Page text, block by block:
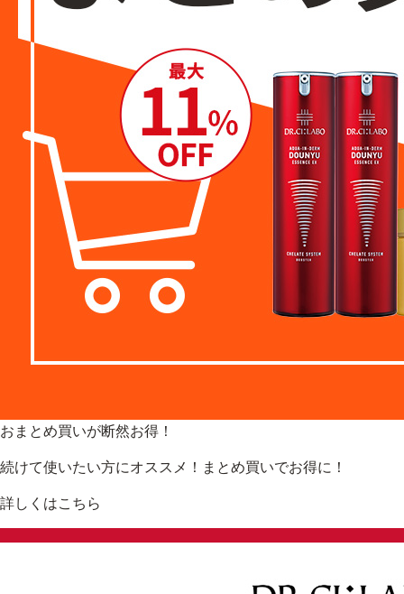
おまとめ買いが断然お得！
続けて使いたい方にオススメ！まとめ買いでお得に！
詳しくはこちら